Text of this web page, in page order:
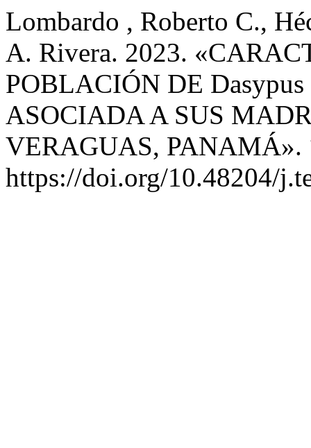
Lombardo , Roberto C.,
A. Rivera. 2023.
POBLACIÓN DE
ASOCIADA A SUS
VERAGUAS, PANAMÁ».
https://doi.org/10.48204/